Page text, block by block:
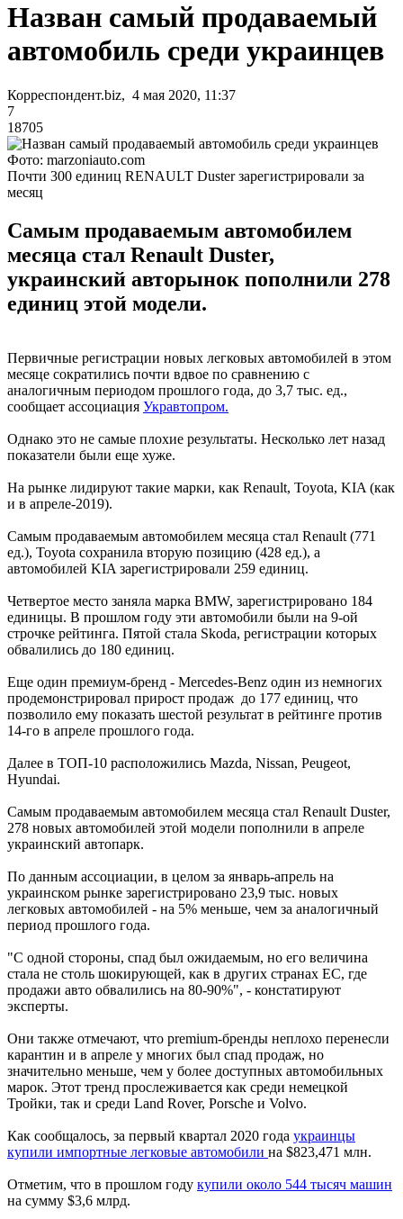
Назван самый продаваемый
автомобиль среди украинцев
Корреспондент.biz, 4 мая 2020, 11:37
7
18705
Фото: marzoniauto.com
Почти 300 единиц RENAULT Duster зарегистрировали за
месяц
Самым продаваемым автомобилем
месяца стал Renault Duster,
украинский авторынок пополнили 278
единиц этой модели.
Первичные регистрации новых легковых автомобилей в этом
месяце сократились почти вдвое по сравнению с
аналогичным периодом прошлого года, до 3,7 тыс. ед.,
сообщает ассоциация Укравтопром.
Однако это не самые плохие результаты. Несколько лет назад
показатели были еще хуже.
На рынке лидируют такие марки, как Renault, Toyota, KIA (как
и в апреле-2019).
Самым продаваемым автомобилем месяца стал Renault (771
ед.), Toyota сохранила вторую позицию (428 ед.), а
автомобилей KIA зарегистрировали 259 единиц.
Четвертое место заняла марка BMW, зарегистрировано 184
единицы. В прошлом году эти автомобили были на 9-ой
строчке рейтинга. Пятой стала Skoda, регистрации которых
обвалились до 180 единиц.
Еще один премиум-бренд - Mercedes-Benz один из немногих
продемонстрировал прирост продаж до 177 единиц, что
позволило ему показать шестой результат в рейтинге против
14-го в апреле прошлого года.
Далее в ТОП-10 расположились Mazda, Nissan, Peugeot,
Hyundai.
Самым продаваемым автомобилем месяца стал Renault Duster,
278 новых автомобилей этой модели пополнили в апреле
украинский автопарк.
По данным ассоциации, в целом за январь-апрель на
украинском рынке зарегистрировано 23,9 тыс. новых
легковых автомобилей - на 5% меньше, чем за аналогичный
период прошлого года.
"С одной стороны, спад был ожидаемым, но его величина
стала не столь шокирующей, как в других странах ЕС, где
продажи авто обвалились на 80-90%", - констатируют
эксперты.
Они также отмечают, что premium-бренды неплохо перенесли
карантин и в апреле у многих был спад продаж, но
значительно меньше, чем у более доступных автомобильных
марок. Этот тренд прослеживается как среди немецкой
Тройки, так и среди Land Rover, Porsche и Volvo.
Как сообщалось, за первый квартал 2020 года украинцы
купили импортные легковые автомобили на $823,471 млн.
Отметим, что в прошлом году купили около 544 тысяч машин
на сумму $3,6 млрд.